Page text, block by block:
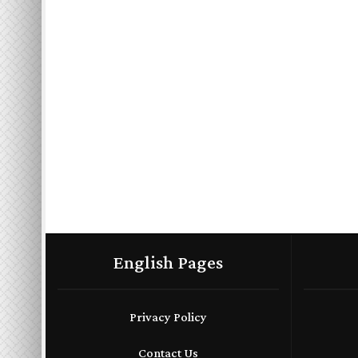
English Pages
Privacy Policy